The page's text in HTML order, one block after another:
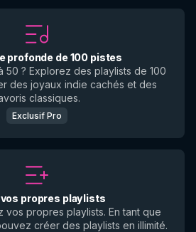
profonde de 100 pistes
50 ? Explorez des playlists de 100
des joyaux indie cachés et des
classiques.
Exclusif Pro
propres playlists
vos propres playlists. En tant que
créer des playlists en illimité.